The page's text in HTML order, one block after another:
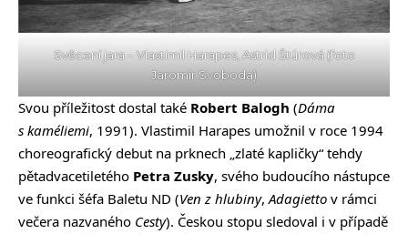
Svěcení jara – Vlastimil Harapes, Astrid Štúrová (foto
Jaromír Svoboda)
Svou příležitost dostal také Robert Balogh (Dáma
s kaméliemi, 1991). Vlastimil Harapes umožnil v roce 1994
choreografický debut na prknech „zlaté kapličky“ tehdy
pětadvacetiletého Petra Zusky, svého budoucího nástupce
ve funkci šéfa Baletu ND (Ven z hlubiny,Adagietto v rámci
večera nazvaného Cesty). Českou stopu sledoval i v případě